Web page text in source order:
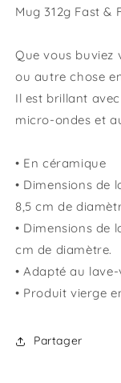
Mug 312g Fast
Que vous buviez
ou autre chose
Il est brillant
micro-ondes et
• En céramique
• Dimensions de
8,5 cm de
• Dimensions de
cm de diamètre.
• Adapté au
• Produit vierge
Partager